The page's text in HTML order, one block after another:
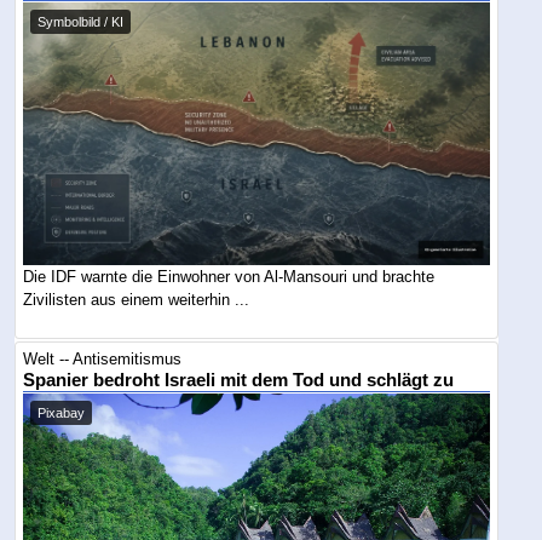
Symbolbild / KI
Die IDF warnte die Einwohner von Al-Mansouri und brachte
Zivilisten aus einem weiterhin ...
Welt -- Antisemitismus
Spanier bedroht Israeli mit dem Tod und schlägt zu
Pixabay